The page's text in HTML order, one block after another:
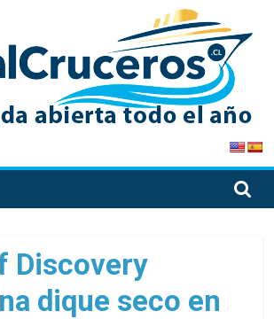
Discovery
dique seco en